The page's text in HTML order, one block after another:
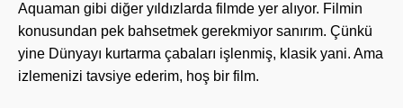
Aquaman gibi diğer yıldızlarda filmde yer alıyor. Filmin
konusundan pek bahsetmek gerekmiyor sanırım. Çünkü
yine Dünyayı kurtarma çabaları işlenmiş, klasik yani. Ama
izlemenizi tavsiye ederim, hoş bir film.